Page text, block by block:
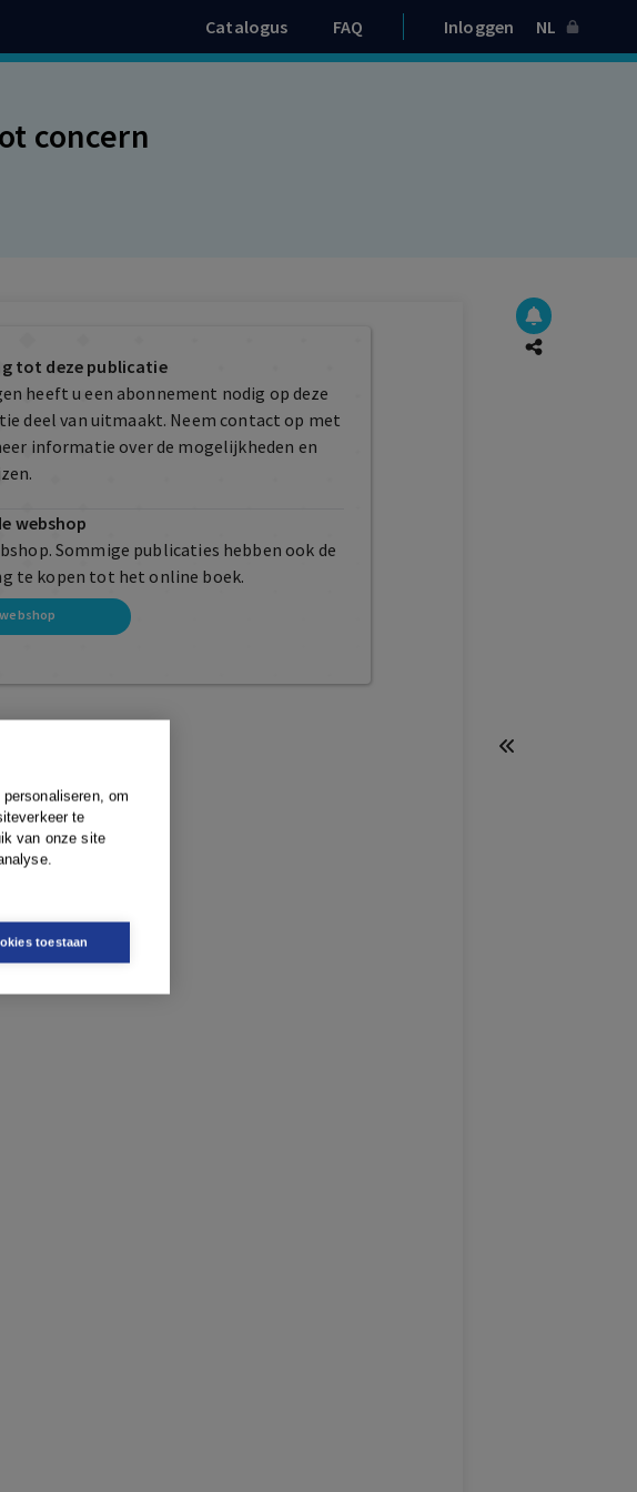
om
te
van onze site
toestaan
Catalogus FAQ Inloggen NL
concern
tot deze publicatie
heeft u een abonnement nodig op deze
deel van uitmaakt. Neem contact op met
informatie over de mogelijkheden en
webshop
Sommige publicaties hebben ook de
te kopen tot het online boek.